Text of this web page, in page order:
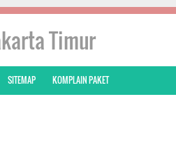
Timur
SITEMAP KOMPLAIN PAKET